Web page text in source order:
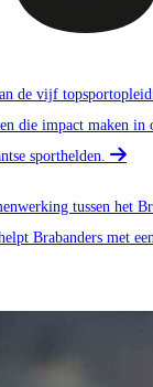
de vijf
die impact maken in
sporthelden.
tussen het
Brabanders met